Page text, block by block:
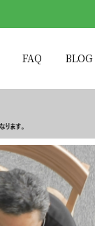
FAQ BLOG